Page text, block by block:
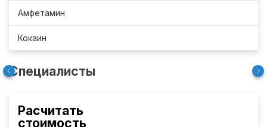
Амфетамин
Кокаин
Специалисты
Расчитать
стоимость